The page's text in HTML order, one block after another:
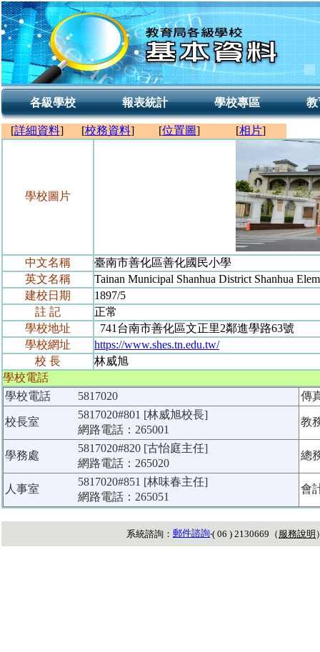
各級學校 報表統計 學校專區 教
[詳細資料] [校務資料] [位置圖] [相片]
學校圖片
中文名稱
臺南市善化區善化國民小學
英文名稱
Tainan Municipal Shanhua District Shanhua
建校日期
1897/5
註 記
正常
學校地址
741台南市善化區文正里2鄰進學路63號
學校網址
https://www.shes.tn.edu.tw/
校 長
林威旭
學校電話
學校電話
5817020 傳
校長室
5817020#801 [林威旭校長]
網路電話：265001
教
學務處
5817020#820 [古怡庭主任]
網路電話：265020
總
人事室
5817020#851 [林味春主任]
網路電話：265051
會
系統諮詢： 郵件諮詢‧( 06 ) 2130669（ 服務說明